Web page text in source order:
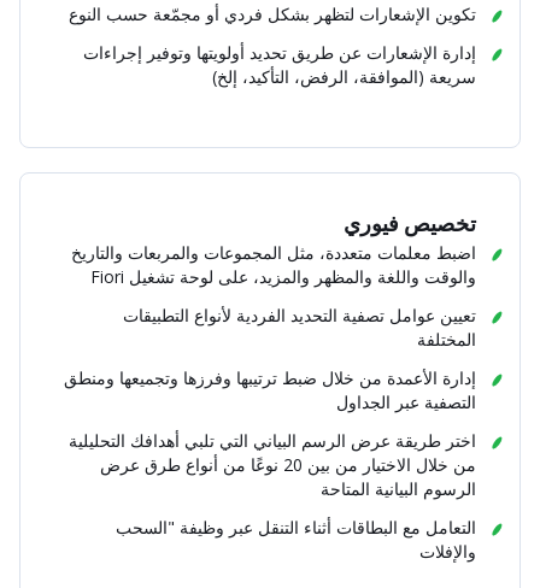
تكوين الإشعارات لتظهر بشكل فردي أو مجمّعة حسب النوع
إدارة الإشعارات عن طريق تحديد أولويتها وتوفير إجراءات
سريعة (الموافقة، الرفض، التأكيد، إلخ)
تخصيص فيوري
اضبط معلمات متعددة، مثل المجموعات والمربعات والتاريخ
والوقت واللغة والمظهر والمزيد، على لوحة تشغيل Fiori
تعيين عوامل تصفية التحديد الفردية لأنواع التطبيقات
المختلفة
إدارة الأعمدة من خلال ضبط ترتيبها وفرزها وتجميعها ومنطق
التصفية عبر الجداول
اختر طريقة عرض الرسم البياني التي تلبي أهدافك التحليلية
من خلال الاختيار من بين 20 نوعًا من أنواع طرق عرض
الرسوم البيانية المتاحة
التعامل مع البطاقات أثناء التنقل عبر وظيفة "السحب
والإفلات